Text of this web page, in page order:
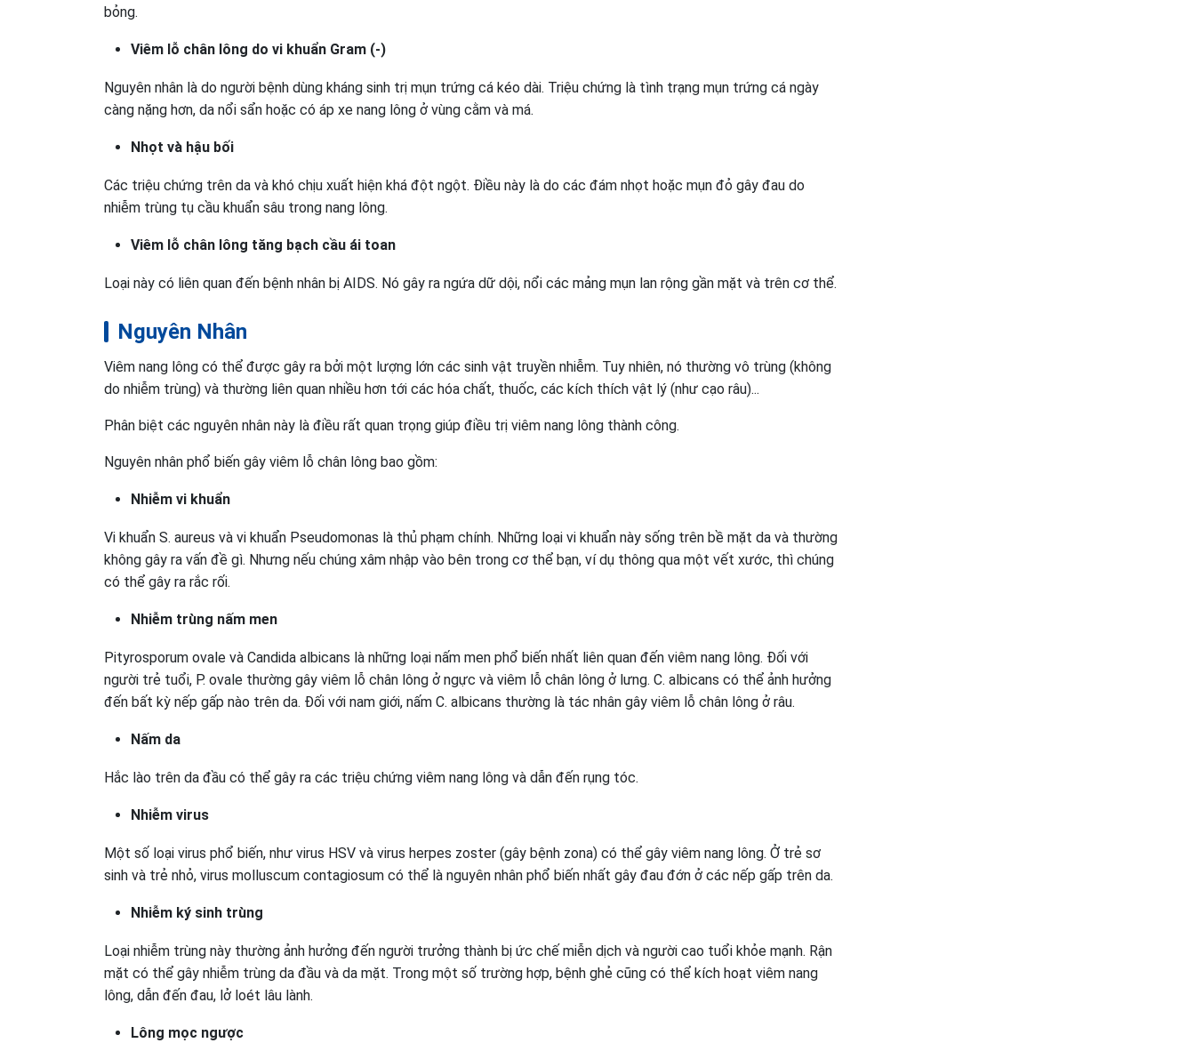
bỏng.
Viêm lỗ chân lông do vi khuẩn Gram (-)
Nguyên nhân là do người bệnh dùng kháng sinh trị mụn trứng cá kéo dài. Triệu chứng là tình trạng mụn trứng cá ngày
càng nặng hơn, da nổi sẩn hoặc có áp xe nang lông ở vùng cằm và má.
Nhọt và hậu bối
Các triệu chứng trên da và khó chịu xuất hiện khá đột ngột. Điều này là do các đám nhọt hoặc mụn đỏ gây đau do
nhiễm trùng tụ cầu khuẩn sâu trong nang lông.
Viêm lỗ chân lông tăng bạch cầu ái toan
Loại này có liên quan đến bệnh nhân bị AIDS. Nó gây ra ngứa dữ dội, nổi các mảng mụn lan rộng gần mặt và trên cơ thể.
Nguyên Nhân
Viêm nang lông có thể được gây ra bởi một lượng lớn các sinh vật truyền nhiễm. Tuy nhiên, nó thường vô trùng (không
do nhiễm trùng) và thường liên quan nhiều hơn tới các hóa chất, thuốc, các kích thích vật lý (như cạo râu)...
Phân biệt các nguyên nhân này là điều rất quan trọng giúp điều trị viêm nang lông thành công.
Nguyên nhân phổ biến gây viêm lỗ chân lông bao gồm:
Nhiễm vi khuẩn
Vi khuẩn S. aureus và vi khuẩn Pseudomonas là thủ phạm chính. Những loại vi khuẩn này sống trên bề mặt da và thường
không gây ra vấn đề gì. Nhưng nếu chúng xâm nhập vào bên trong cơ thể bạn, ví dụ thông qua một vết xước, thì chúng
có thể gây ra rắc rối.
Nhiễm trùng nấm men
Pityrosporum ovale và Candida albicans là những loại nấm men phổ biến nhất liên quan đến viêm nang lông. Đối với
người trẻ tuổi, P. ovale thường gây viêm lỗ chân lông ở ngực và viêm lỗ chân lông ở lưng. C. albicans có thể ảnh hưởng
đến bất kỳ nếp gấp nào trên da. Đối với nam giới, nấm C. albicans thường là tác nhân gây viêm lỗ chân lông ở râu.
Nấm da
Hắc lào trên da đầu có thể gây ra các triệu chứng viêm nang lông và dẫn đến rụng tóc.
Nhiễm virus
Một số loại virus phổ biến, như virus HSV và virus herpes zoster (gây bệnh zona) có thể gây viêm nang lông. Ở trẻ sơ
sinh và trẻ nhỏ, virus molluscum contagiosum có thể là nguyên nhân phổ biến nhất gây đau đớn ở các nếp gấp trên da.
Nhiễm ký sinh trùng
Loại nhiễm trùng này thường ảnh hưởng đến người trưởng thành bị ức chế miễn dịch và người cao tuổi khỏe mạnh. Rận
mặt có thể gây nhiễm trùng da đầu và da mặt. Trong một số trường hợp, bệnh ghẻ cũng có thể kích hoạt viêm nang
lông, dẫn đến đau, lở loét lâu lành.
Lông mọc ngược